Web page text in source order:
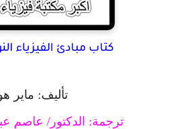
كتاب مبادئ الفيزياء
تأليف: ماير
ترجمة: الدكتور/ عاصم